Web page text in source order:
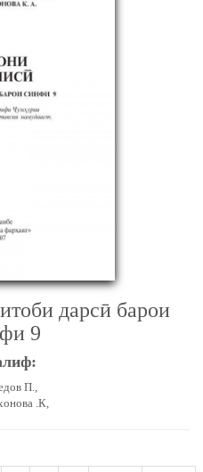
дарсӣ барои
9
П.,
.К,